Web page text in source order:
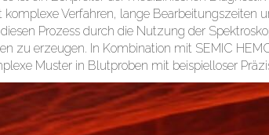
komplexe Verfahren, lange Bearbeitungszeiten
Prozess durch die Nutzung der
zu erzeugen. In Kombination mit SEMIC
Muster in Blutproben mit beispielloser